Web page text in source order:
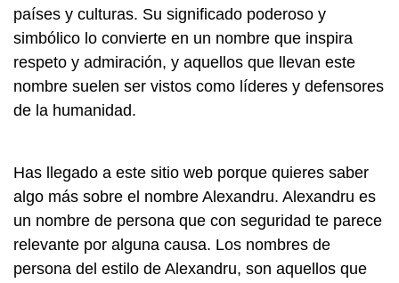
países y culturas. Su significado poderoso y
simbólico lo convierte en un nombre que inspira
respeto y admiración, y aquellos que llevan este
nombre suelen ser vistos como líderes y defensores
de la humanidad.
Has llegado a este sitio web porque quieres saber
algo más sobre el nombre Alexandru. Alexandru es
un nombre de persona que con seguridad te parece
relevante por alguna causa. Los nombres de
persona del estilo de Alexandru, son aquellos que